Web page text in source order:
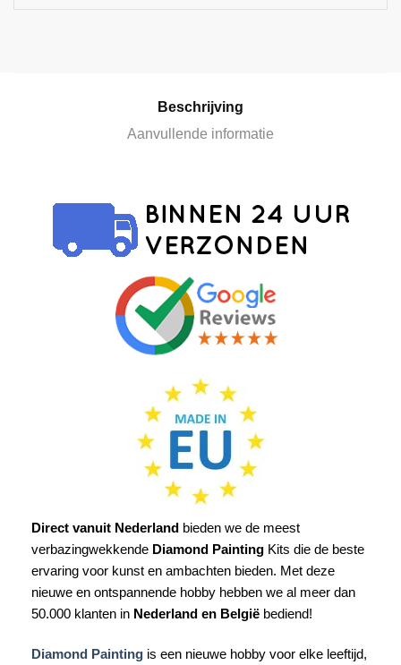
Beschrijving
Aanvullende informatie
Direct vanuit Nederland bieden we de meest
verbazingwekkende Diamond Painting Kits die de beste
ervaring voor kunst en ambachten bieden. Met deze
nieuwe en ontspannende hobby hebben we al meer dan
50.000 klanten in Nederland en België bediend!
Diamond Painting is een nieuwe hobby voor elke leeftijd,